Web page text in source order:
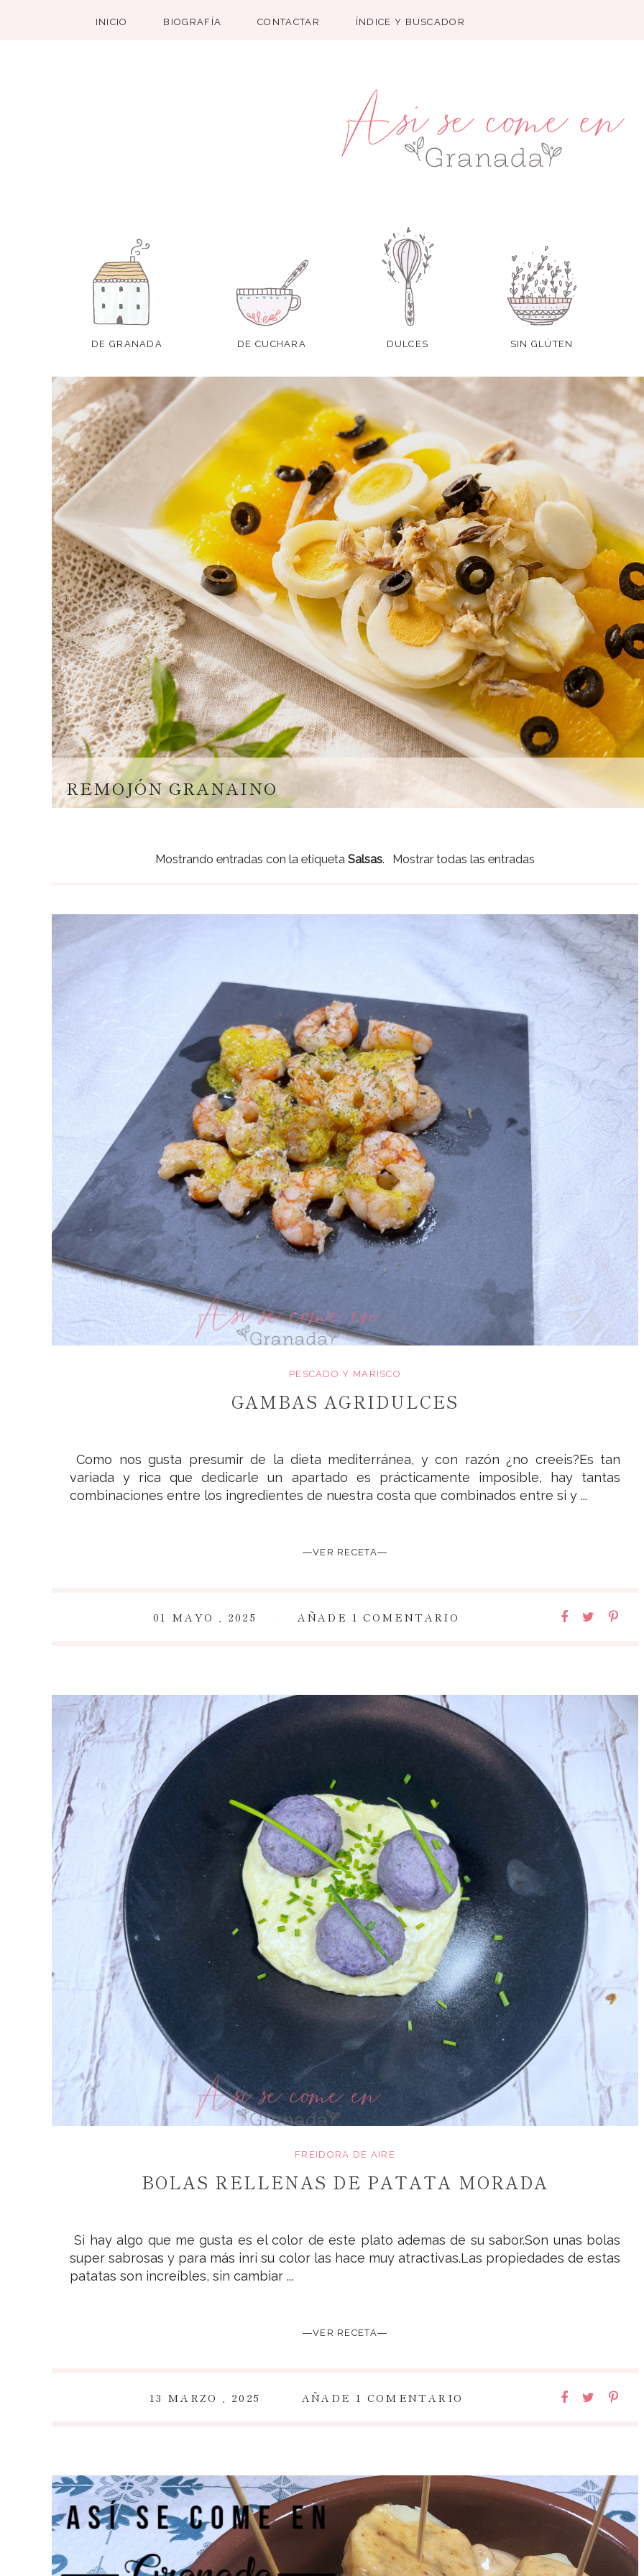
INICIO BIOGRAFÍA CONTACTAR ÍNDICE Y BUSCADOR
DE GRANADA DE CUCHARA DULCES SIN GLÚTEN
REMOJÓN GRANAINO
Mostrando entradas con la etiquetaSalsas. Mostrar todas las entradas
PESCADO Y MARISCO
GAMBAS AGRIDULCES
Como nos gusta presumir de la dieta mediterránea, y con razón ¿no creeis?Es tan
variada y rica que dedicarle un apartado es prácticamente imposible, hay tantas
combinaciones entre los ingredientes de nuestra costa que combinados entre si y ...
―VER RECETA―
01 MAYO , 2025 AÑADE 1 COMENTARIO
FREIDORA DE AIRE
BOLAS RELLENAS DE PATATA MORADA
Si hay algo que me gusta es el color de este plato ademas de su sabor.Son unas bolas
super sabrosas y para más inri su color las hace muy atractivas.Las propiedades de estas
patatas son increíbles, sin cambiar ...
―VER RECETA―
13 MARZO , 2025 AÑADE 1 COMENTARIO